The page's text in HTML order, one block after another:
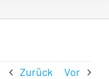
Zurück Vor